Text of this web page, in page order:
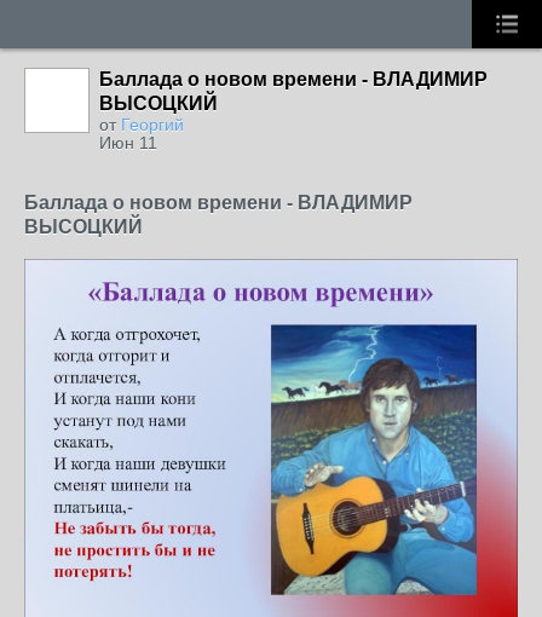
Баллада о новом времени - ВЛАДИМИР
ВЫСОЦКИЙ
от Георгий
Июн 11
Баллада о новом времени - ВЛАДИМИР
ВЫСОЦКИЙ